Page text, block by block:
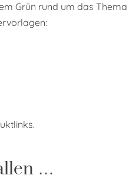
Grün rund um das
…